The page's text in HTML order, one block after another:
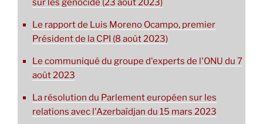
sur les génocide (23 août 2023)
Le rapport de Luis Moreno Ocampo, premier
Président de la CPI (8 août 2023)
Le communiqué du groupe d'experts de l'ONU du 7
août 2023
La résolution du Parlement européen sur les
relations avec l'Azerbaïdjan du 15 mars 2023